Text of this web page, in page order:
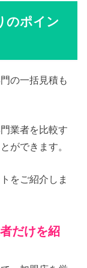
のポイン
の一括見積も
業者を比較す
ができます。
をご紹介しま
だけを紹